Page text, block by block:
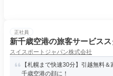
正社員
新千歳空港の旅客サービスス
スイスポートジャパン株式会社
【札幌まで快速30分】引越無料
千歳空港の顔に！